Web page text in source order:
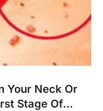
Your Neck Or
Stage Of...